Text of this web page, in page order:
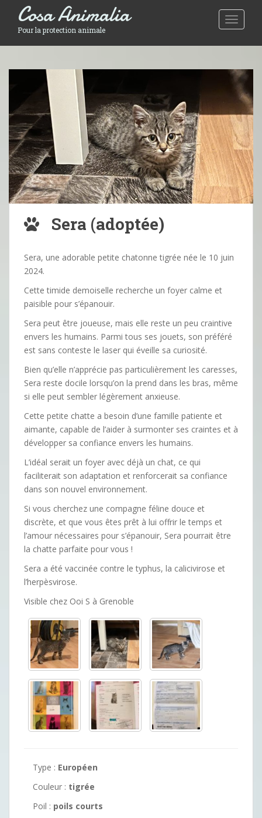
Toggle
Cosa Animalia
Pour la protection animale
Sera (adoptée)
Sera, une adorable petite chatonne tigrée née le 10 juin
2024.
Cette timide demoiselle recherche un foyer calme et
paisible pour s’épanouir.
Sera peut être joueuse, mais elle reste un peu craintive
envers les humains. Parmi tous ses jouets, son préféré
est sans conteste le laser qui éveille sa curiosité.
Bien qu’elle n’apprécie pas particulièrement les caresses,
Sera reste docile lorsqu’on la prend dans les bras, même
si elle peut sembler légèrement anxieuse.
Cette petite chatte a besoin d’une famille patiente et
aimante, capable de l’aider à surmonter ses craintes et à
développer sa confiance envers les humains.
L’idéal serait un foyer avec déjà un chat, ce qui
faciliterait son adaptation et renforcerait sa confiance
dans son nouvel environnement.
Si vous cherchez une compagne féline douce et
discrète, et que vous êtes prêt à lui offrir le temps et
l’amour nécessaires pour s’épanouir, Sera pourrait être
la chatte parfaite pour vous !
Sera a été vaccinée contre le typhus, la calicivirose et
l’herpèsvirose.
Visible chez Ooi S à Grenoble
Type : Européen
Couleur : tigrée
Poil : poils courts